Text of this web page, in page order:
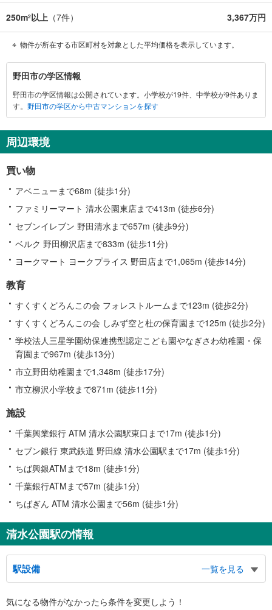
250m2以上 （7件） 3,367万円
物件が所在する市区町村を対象とした平均価格を表示しています。
野
田
市
に
す
る
報
野田市の学区情報
野田市の学区情報は公開されています。小学校が19件、中学校が9件ありま
す。 野田市の学区から中古マンションを探す
周辺環境
買い物
アベニューまで68m (徒歩1分)
ファミリーマート 清水公園東店まで413m (徒歩6分)
セブンイレブン 野田清水まで657m (徒歩9分)
ベルク 野田柳沢店まで833m (徒歩11分)
ヨークマート ヨークプライス 野田店まで1,065m (徒歩14分)
教育
すくすくどろんこの会 フォレストルームまで123m (徒歩2分)
すくすくどろんこの会 しみず空と杜の保育園まで125m (徒歩2分)
学校法人三星学園幼保連携型認定こども園やなぎさわ幼稚園・保
育園まで967m (徒歩13分)
市立野田幼稚園まで1,348m (徒歩17分)
市立柳沢小学校まで871m (徒歩11分)
施設
千葉興業銀行 ATM 清水公園駅東口まで17m (徒歩1分)
セブン銀行 東武鉄道 野田線 清水公園駅まで17m (徒歩1分)
ちば興銀ATMまで18m (徒歩1分)
千葉銀行ATMまで57m (徒歩1分)
ちばぎん ATM 清水公園まで56m (徒歩1分)
清水公園駅の情報
駅設備
一覧を見る
※段差なしでの移動経路
気になる物件がなかったら条件を変更しよう！